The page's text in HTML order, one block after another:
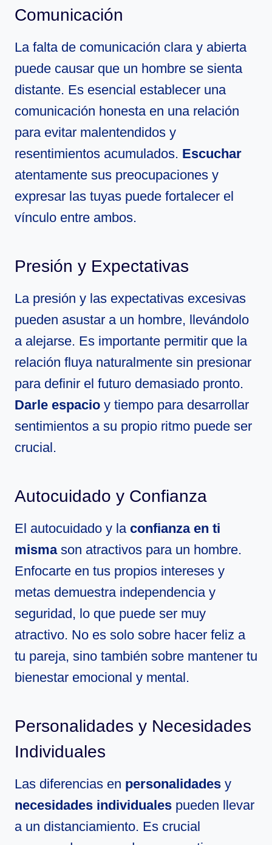
Comunicación
La falta de comunicación clara y abierta
puede causar que un hombre se sienta
distante. Es esencial establecer una
comunicación honesta en una relación
para evitar malentendidos y
resentimientos acumulados. Escuchar
atentamente sus preocupaciones y
expresar las tuyas puede fortalecer el
vínculo entre ambos.
Presión y Expectativas
La presión y las expectativas excesivas
pueden asustar a un hombre, llevándolo
a alejarse. Es importante permitir que la
relación fluya naturalmente sin presionar
para definir el futuro demasiado pronto.
Darle espacio y tiempo para desarrollar
sentimientos a su propio ritmo puede ser
crucial.
Autocuidado y Confianza
El autocuidado y la confianza en ti
mismason atractivos para un hombre.
Enfocarte en tus propios intereses y
metas demuestra independencia y
seguridad, lo que puede ser muy
atractivo. No es solo sobre hacer feliz a
tu pareja, sino también sobre mantener tu
bienestar emocional y mental.
Personalidades y Necesidades
Individuales
Las diferencias en personalidades y
necesidades individuales pueden llevar
a un distanciamiento. Es crucial